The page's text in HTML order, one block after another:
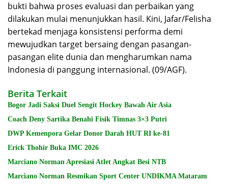
bukti bahwa proses evaluasi dan perbaikan yang
dilakukan mulai menunjukkan hasil. Kini, Jafar/Felisha
bertekad menjaga konsistensi performa demi
mewujudkan target bersaing dengan pasangan-
pasangan elite dunia dan mengharumkan nama
Indonesia di panggung internasional. (09/AGF).
Berita Terkait
Bogor Jadi Saksi Duel Sengit Hockey Bawah Air Asia
Coach Deny Sartika Benahi Fisik Timnas 3×3 Putri
DWP Kemenpora Gelar Donor Darah HUT RI ke-81
Erick Thohir Buka IMC 2026
Marciano Norman Apresiasi Atlet Angkat Besi NTB
Marciano Norman Resmikan Sport Center UNDIKMA Mataram